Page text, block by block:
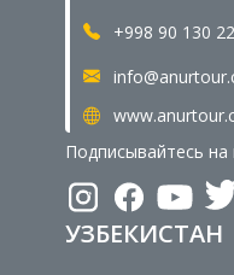
+998 90 130
Подписывайтесь на
УЗБЕКИСТАН